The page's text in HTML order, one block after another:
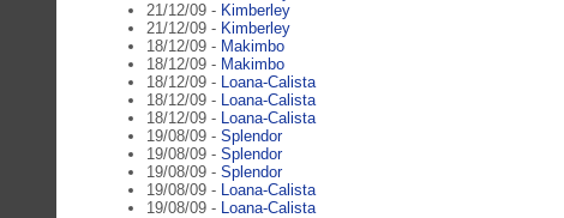
21/12/09 - Kimberley
21/12/09 - Kimberley
18/12/09 - Makimbo
18/12/09 - Makimbo
18/12/09 - Loana-Calista
18/12/09 - Loana-Calista
18/12/09 - Loana-Calista
19/08/09 - Splendor
19/08/09 - Splendor
19/08/09 - Splendor
19/08/09 - Loana-Calista
19/08/09 - Loana-Calista